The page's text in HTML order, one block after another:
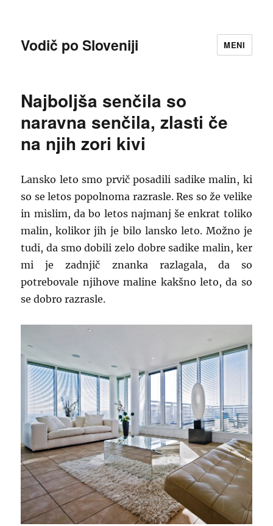
Vodič po Sloveniji MENI
Najboljša senčila so
naravna senčila, zlasti če
na njih zori kivi
Lansko leto smo prvič posadili sadike malin, ki
so se letos popolnoma razrasle. Res so že velike
in mislim, da bo letos najmanj še enkrat toliko
malin, kolikor jih je bilo lansko leto. Možno je
tudi, da smo dobili zelo dobre sadike malin, ker
mi je zadnjič znanka razlagala, da so
potrebovale njihove maline kakšno leto, da so
se dobro razrasle.